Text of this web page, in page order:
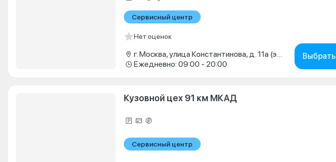
Сервисный центр
Нет оценок
г. Москва, улица Константинова, д. 11а (этаж 3)
Ежедневно: 09:00 - 20:00
Выбрать
Кузовной цех 91 км МКАД
Сервисный центр